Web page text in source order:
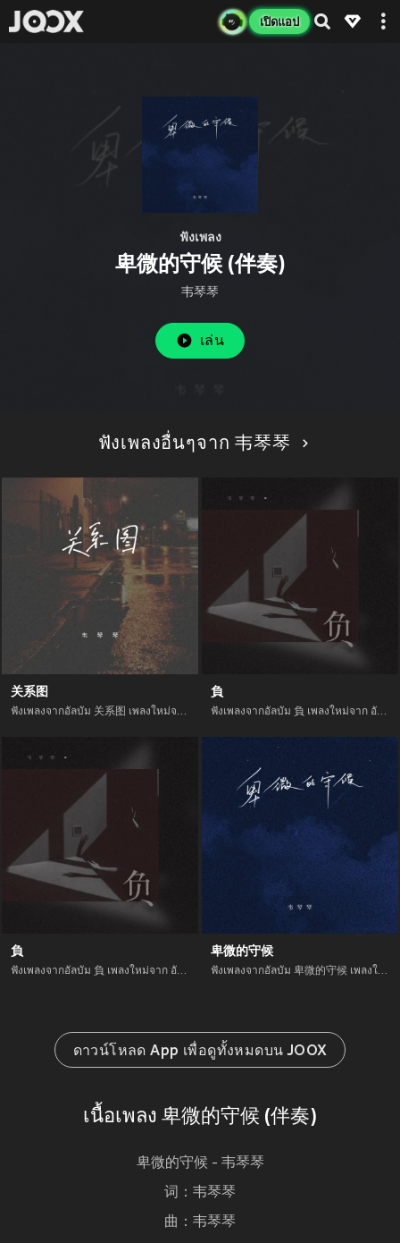
เปิดแอป
ฟังเพลง
卑微的守候 (伴奏)
韦琴琴
เล่น
ฟังเพลงอื่นๆจาก 韦琴琴
关系图
ฟังเพลงจากอัลบัม 关系图 เพลงใหม่จาก อัพเดทเพลงใหม่ล่าสุดก่อนใคร ตลอดปี 2021
負
ฟังเพลงจากอัลบัม 負 เพลงใหม่จาก อัพเดทเพลงใหม่ล่าสุดก่อนใคร ตลอดปี 2021
負
ฟังเพลงจากอัลบัม 負 เพลงใหม่จาก อัพเดทเพลงใหม่ล่าสุดก่อนใคร ตลอดปี 2021
卑微的守候
ฟังเพลงจากอัลบัม 卑微的守候 เพลงใหม่จาก อัพเดทเพลงใหม่ล่าสุดก่อนใคร ตลอดปี 2021
ดาวน์โหลด App เพื่อดูทั้งหมดบน JOOX
เนื้อเพลง 卑微的守候 (伴奏)
卑微的守候 - 韦琴琴
词：韦琴琴
曲：韦琴琴